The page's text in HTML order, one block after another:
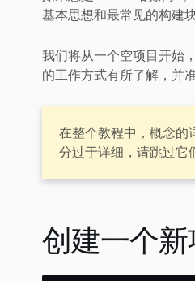
基本思想和最常见的构建
我们将从一个空项目开始
的工作方式有所了解，并
在整个教程中，概念的
分过于详细，请跳过它
创建一个新